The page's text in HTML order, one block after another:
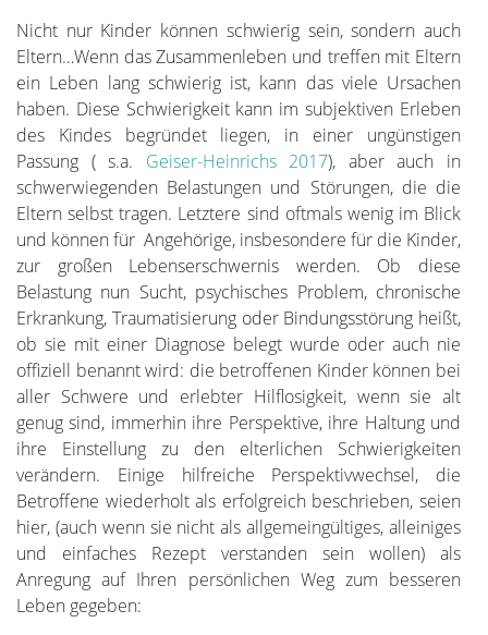
Nicht nur Kinder können schwierig sein, sondern auch
Eltern…Wenn das Zusammenleben und treffen mit Eltern
ein Leben lang schwierig ist, kann das viele Ursachen
haben. Diese Schwierigkeit kann im subjektiven Erleben
des Kindes begründet liegen, in einer ungünstigen
Passung ( s.a. Geiser-Heinrichs 2017), aber auch in
schwerwiegenden Belastungen und Störungen, die die
Eltern selbst tragen. Letztere sind oftmals wenig im Blick
und können für Angehörige, insbesondere für die Kinder,
zur großen Lebenserschwernis werden. Ob diese
Belastung nun Sucht, psychisches Problem, chronische
Erkrankung, Traumatisierung oder Bindungsstörung heißt,
ob sie mit einer Diagnose belegt wurde oder auch nie
offiziell benannt wird: die betroffenen Kinder können bei
aller Schwere und erlebter Hilflosigkeit, wenn sie alt
genug sind, immerhin ihre Perspektive, ihre Haltung und
ihre Einstellung zu den elterlichen Schwierigkeiten
verändern. Einige hilfreiche Perspektivwechsel, die
Betroffene wiederholt als erfolgreich beschrieben, seien
hier, (auch wenn sie nicht als allgemeingültiges, alleiniges
und einfaches Rezept verstanden sein wollen) als
Anregung auf Ihren persönlichen Weg zum besseren
Leben gegeben: